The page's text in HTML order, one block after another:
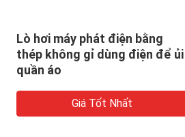
Lò hơi máy phát điện bằng
thép không gỉ dùng điện để ủi
quần áo
Giá Tốt Nhất